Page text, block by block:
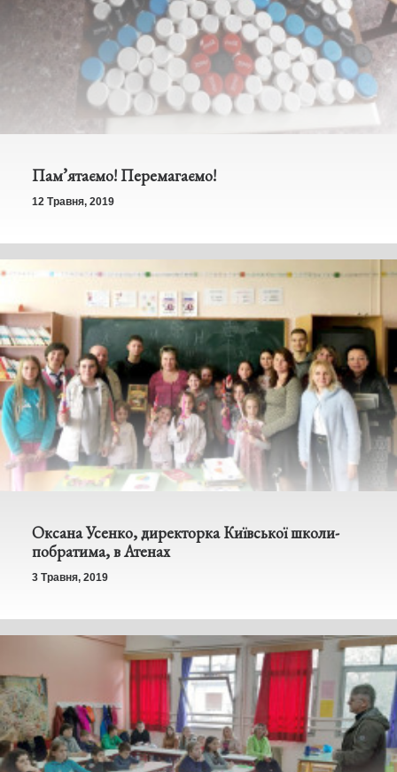
Пам’ятаємо! Перемагаємо!
12 Травня, 2019
Оксана Усенко, директорка Київської школи-
побратима, в Атенах
3 Травня, 2019